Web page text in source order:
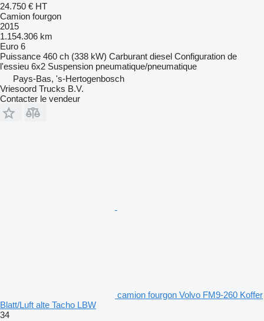
24.750 € HT
Camion fourgon
2015
1.154.306 km
Euro 6
Puissance 460 ch (338 kW) Carburant diesel Configuration de
l'essieu 6x2 Suspension pneumatique/pneumatique
Pays-Bas, 's-Hertogenbosch
Vriesoord Trucks B.V.
Contacter le vendeur
camion fourgon Volvo FM9-260 Koffer
Blatt/Luft alte Tacho LBW
34